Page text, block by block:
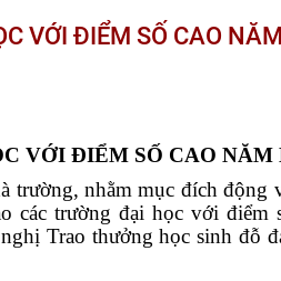
VỚI ĐIỂM SỐ CAO
VỚI ĐIỂM SỐ CAO NĂM
trường, nhằm mục đích động
các trường đại học với điểm
Trao thưởng học sinh đỗ